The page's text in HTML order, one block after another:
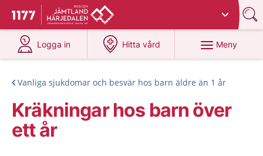
Till startsidan för 1177
Du har valt region
Logga in
på 1177.se
Hitta vård
på 1177.se
Meny
Vanliga sjukdomar och besvär hos barn äldre än 1 år
Kräkningar hos barn över
ett år